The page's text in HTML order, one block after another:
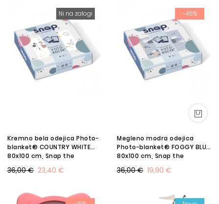
Ni na zalogi
Kremno bela odejica Photo-
blanket® COUNTRY WHITE
80x100 cm, Snap the
23,40 €
36,00 €
-45%
Megleno modra odejica
Photo-blanket® FOGGY BLUE
80x100 cm, Snap the
19,90 €
36,00 €